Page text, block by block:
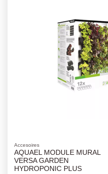
Accesoires
AQUAEL MODULE MURAL
VERSA GARDEN
HYDROPONIC PLUS